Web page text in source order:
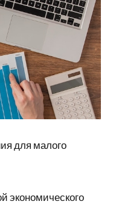
для малого
экономического